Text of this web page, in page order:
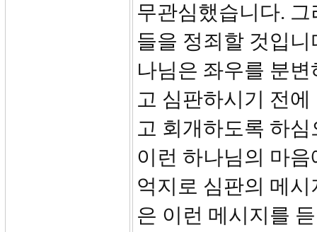
무관심했습니다.
들을 정죄할 것입
나님은 좌우를 분
고 심판하시기 전
고 회개하도록 하
이런 하나님의 마
억지로 심판의 메
은 이런 메시지를